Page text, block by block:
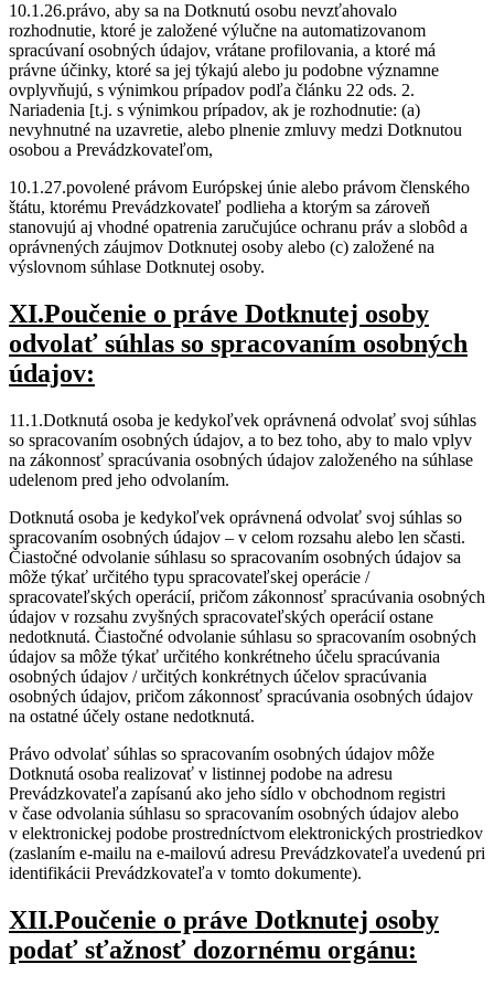
10.1.26.právo, aby sa na Dotknutú osobu nevzťahovalo
rozhodnutie, ktoré je založené výlučne na automatizovanom
spracúvaní osobných údajov, vrátane profilovania, a ktoré má
právne účinky, ktoré sa jej týkajú alebo ju podobne významne
ovplyvňujú, s výnimkou prípadov podľa článku 22 ods. 2.
Nariadenia [t.j. s výnimkou prípadov, ak je rozhodnutie: (a)
nevyhnutné na uzavretie, alebo plnenie zmluvy medzi Dotknutou
osobou a Prevádzkovateľom,
10.1.27.povolené právom Európskej únie alebo právom členského
štátu, ktorému Prevádzkovateľ podlieha a ktorým sa zároveň
stanovujú aj vhodné opatrenia zaručujúce ochranu práv a slobôd a
oprávnených záujmov Dotknutej osoby alebo (c) založené na
výslovnom súhlase Dotknutej osoby.
XI.Poučenie o práve Dotknutej osoby
odvolať súhlas so spracovaním osobných
údajov:
11.1.Dotknutá osoba je kedykoľvek oprávnená odvolať svoj súhlas
so spracovaním osobných údajov, a to bez toho, aby to malo vplyv
na zákonnosť spracúvania osobných údajov založeného na súhlase
udelenom pred jeho odvolaním.
Dotknutá osoba je kedykoľvek oprávnená odvolať svoj súhlas so
spracovaním osobných údajov – v celom rozsahu alebo len sčasti.
Čiastočné odvolanie súhlasu so spracovaním osobných údajov sa
môže týkať určitého typu spracovateľskej operácie /
spracovateľských operácií, pričom zákonnosť spracúvania osobných
údajov v rozsahu zvyšných spracovateľských operácií ostane
nedotknutá. Čiastočné odvolanie súhlasu so spracovaním osobných
údajov sa môže týkať určitého konkrétneho účelu spracúvania
osobných údajov / určitých konkrétnych účelov spracúvania
osobných údajov, pričom zákonnosť spracúvania osobných údajov
na ostatné účely ostane nedotknutá.
Právo odvolať súhlas so spracovaním osobných údajov môže
Dotknutá osoba realizovať v listinnej podobe na adresu
Prevádzkovateľa zapísanú ako jeho sídlo v obchodnom registri
v čase odvolania súhlasu so spracovaním osobných údajov alebo
v elektronickej podobe prostredníctvom elektronických prostriedkov
(zaslaním e-mailu na e-mailovú adresu Prevádzkovateľa uvedenú pri
identifikácii Prevádzkovateľa v tomto dokumente).
XII.Poučenie o práve Dotknutej osoby
podať sťažnosť dozornému orgánu: